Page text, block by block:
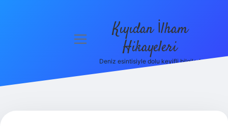
menüyü
Kıyıdan İlham
Hikayeleri
Deniz esintisiyle dolu keyifli bilgiler!